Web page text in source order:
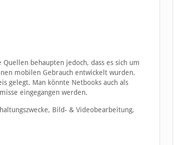
behaupten jedoch, dass es sich um
mobilen Gebrauch entwickelt wurden.
gelegt. Man könnte Netbooks auch als
eingegangen werden.
Bild- & Videobearbeitung,